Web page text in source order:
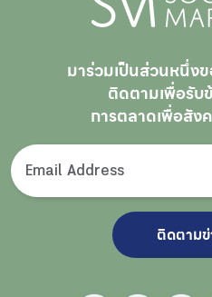
มาร่วมเป็นส่วนหนึ่ง
ติดตามเพื่อรับ
การตลาดเพื่อสัง
ติดตาม